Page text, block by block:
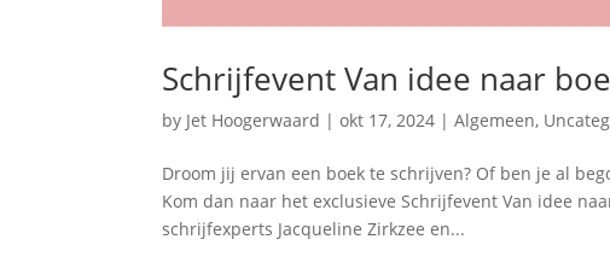
Schrijfevent Van idee naar
by Jet Hoogerwaard |okt 17, 2024 |Algemeen,
Droom jij ervan een boek te schrijven? Of ben je al
Kom dan naar het exclusieve Schrijfevent Van idee
schrijfexperts Jacqueline Zirkzee en...